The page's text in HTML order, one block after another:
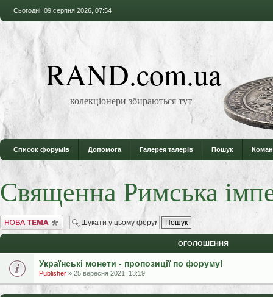
Сьогодні: 09 серпня 2026, 07:54
RAND.com.ua
колекціонери збираються тут
Список форумів Допомога Галерея талерів Пошук
Священна Римська
Створити нову тему
ОГОЛОШЕННЯ
Українські монети - пропозиції по форуму!
Publisher » 25 вересня 2021, 13:19